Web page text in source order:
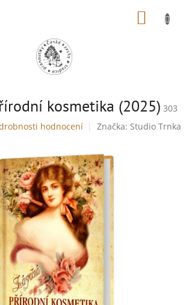
kosmetika (2025) 303
hodnocení Značka: Studio Trnka